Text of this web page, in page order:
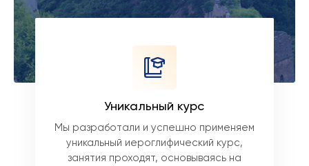
Уникальный курс
Мы разработали и успешно применяем
уникальный иероглифический курс,
занятия проходят, основываясь на